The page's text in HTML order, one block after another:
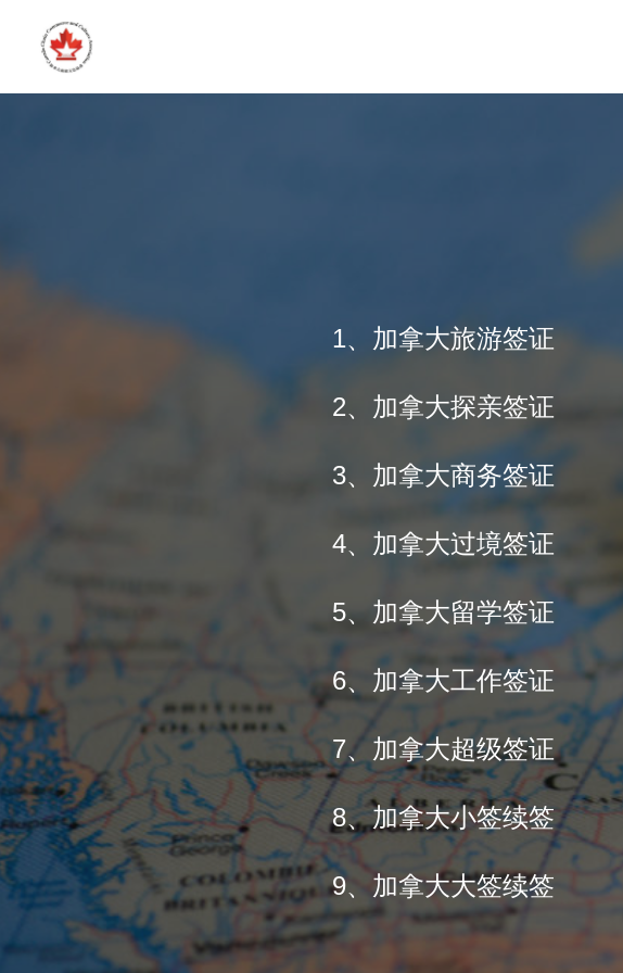
1、加拿大旅游签证
2、加拿大探亲签证
3、加拿大商务签证
4、加拿大过境签证
5、加拿大留学签证
6、加拿大工作签证
7、加拿大超级签证
8、加拿大小签续签
9、加拿大大签续签